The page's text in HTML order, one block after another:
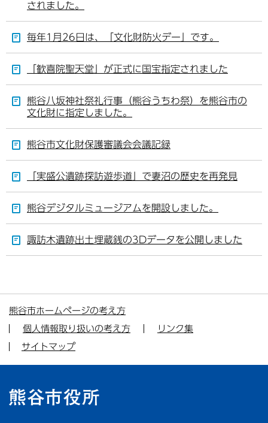
されました。
毎年1月26日は、「文化財防火デー」です。
「歓喜院聖天堂」が正式に国宝指定されました
熊谷八坂神社祭礼行事（熊谷うちわ祭）を熊谷市の
文化財に指定しました。
熊谷市文化財保護審議会会議記録
「実盛公遺跡探訪遊歩道」で妻沼の歴史を再発見
熊谷デジタルミュージアムを開設しました。
諏訪木遺跡出土埋蔵銭の3Dデータを公開しました
熊谷市ホームページの考え方
個人情報取り扱いの考え方
リンク集
サイトマップ